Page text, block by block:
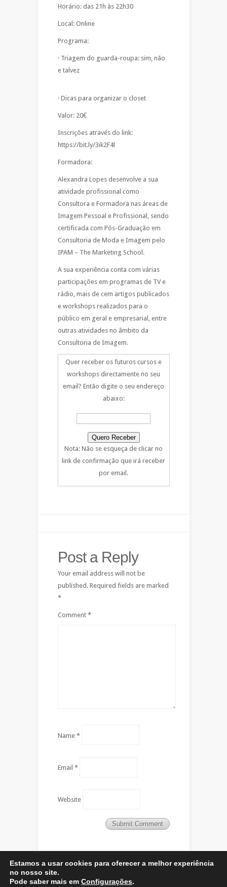
Horário: das 21h às 22h30
Local: Online
Programa:
· Triagem do guarda-roupa: sim, não
e talvez
· Dicas para organizar o closet
Valor: 20€
Inscrições através do link:
https://bit.ly/3ik2F4l
Formadora:
Alexandra Lopes desenvolve a sua
atividade profissional como
Consultora e Formadora nas áreas de
Imagem Pessoal e Profissional, sendo
certificada com Pós-Graduação em
Consultoria de Moda e Imagem pelo
IPAM – The Marketing School.
A sua experiência conta com várias
participações em programas de TV e
rádio, mais de cem artigos publicados
e workshops realizados para o
público em geral e empresarial, entre
outras atividades no âmbito da
Consultoria de Imagem.
Quer receber os futuros cursos e
workshops directamente no seu
email? Então digite o seu endereço
abaixo:
Nota: Não se esqueça de clicar no
link de confirmação que irá receber
por email.
Post a Reply
Your email address will not be
published. Required fields are marked
*
Comment *
Name *
Email *
Website
Estamos a usar cookies para oferecer a melhor experiência
no nosso site.
Pode saber mais em Configurações.